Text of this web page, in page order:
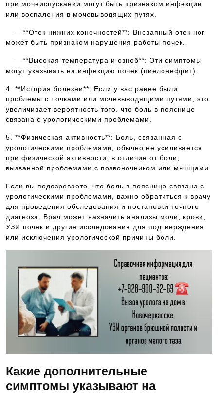
при мочеиспускании могут быть признаком инфекции
или воспаления в мочевыводящих путях.
— **Отек нижних конечностей**: Внезапный отек ног
может быть признаком нарушения работы почек.
— **Высокая температура и озноб**: Эти симптомы
могут указывать на инфекцию почек (пиелонефрит).
4. **История болезни**: Если у вас ранее были
проблемы с почками или мочевыводящими путями, это
увеличивает вероятность того, что боль в пояснице
связана с урологическими проблемами.
5. **Физическая активность**: Боль, связанная с
урологическими проблемами, обычно не усиливается
при физической активности, в отличие от боли,
вызванной проблемами с позвоночником или мышцами.
Если вы подозреваете, что боль в пояснице связана с
урологическими проблемами, важно обратиться к врачу
для проведения обследования и постановки точного
диагноза. Врач может назначить анализы мочи, крови,
УЗИ почек и другие исследования для подтверждения
или исключения урологической причины боли.
Какие дополнительные
симптомы указывают на